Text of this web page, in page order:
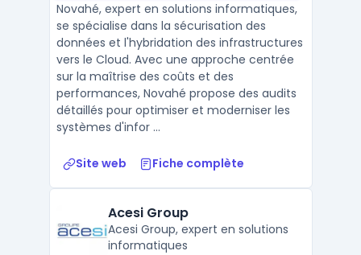
Novahé, expert en solutions informatiques,
se spécialise dans la sécurisation des
données et l'hybridation des infrastructures
vers le Cloud. Avec une approche centrée
sur la maîtrise des coûts et des
performances, Novahé propose des audits
détaillés pour optimiser et moderniser les
systèmes d'infor ...
Site web Fiche complète
Acesi Group
Acesi Group, expert en solutions
informatiques